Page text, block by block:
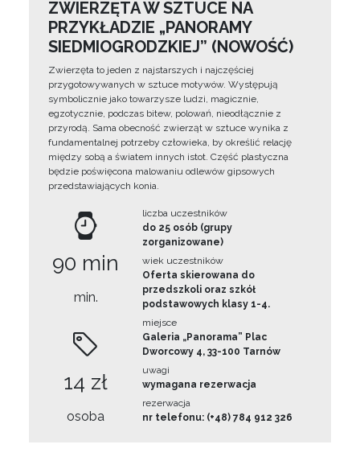
ZWIERZĘTA W SZTUCE NA
PRZYKŁADZIE „PANORAMY
SIEDMIOGRODZKIEJ” (NOWOŚĆ)
Zwierzęta to jeden z najstarszych i najczęściej
przygotowywanych w sztuce motywów. Występują
symbolicznie jako towarzysze ludzi, magicznie,
egzotycznie, podczas bitew, polowań, nieodłącznie z
przyrodą. Sama obecność zwierząt w sztuce wynika z
fundamentalnej potrzeby człowieka, by określić relację
między sobą a światem innych istot. Część plastyczna
będzie poświęcona malowaniu odlewów gipsowych
przedstawiających konia.
90 min
min.
14 zł
osoba
liczba uczestników
do 25 osób (grupy
zorganizowane)
wiek uczestników
Oferta skierowana do
przedszkoli oraz szkół
podstawowych klasy 1-4.
miejsce
Galeria „Panorama” Plac
Dworcowy 4, 33-100 Tarnów
uwagi
wymagana rezerwacja
rezerwacja
nr telefonu: (+48) 784 912 326